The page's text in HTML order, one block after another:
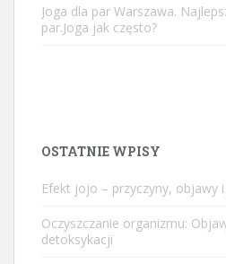
Joga dla par Warszawa.
par.Joga jak często?
OSTATNIE WPISY
Efekt jojo – przyczyny, objawy
Oczyszczanie organizmu:
detoksykacji